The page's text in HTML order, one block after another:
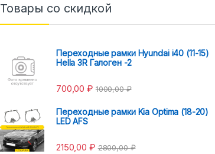
Товары со скидкой
Переходные рамки Hyundai i40 (11-15)
Hella 3R Галоген -2
700,00₽ 1000,00₽
Переходные рамки Kia Optima (18-20)
LED AFS
2150,00 ₽ 2800,00₽